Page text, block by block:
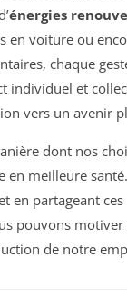
énergies
en voiture ou
chaque
individuel et
vers un avenir
dont nos
en meilleure
en partageant ces
pouvons
de notre